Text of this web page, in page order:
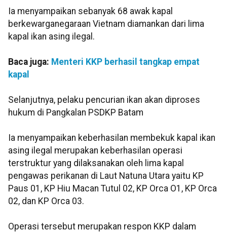
Ia menyampaikan sebanyak 68 awak kapal
berkewarganegaraan Vietnam diamankan dari lima
kapal ikan asing ilegal.
Baca juga: Menteri KKP berhasil tangkap empat
kapal
Selanjutnya, pelaku pencurian ikan akan diproses
hukum di Pangkalan PSDKP Batam
Ia menyampaikan keberhasilan membekuk kapal ikan
asing ilegal merupakan keberhasilan operasi
terstruktur yang dilaksanakan oleh lima kapal
pengawas perikanan di Laut Natuna Utara yaitu KP
Paus 01, KP Hiu Macan Tutul 02, KP Orca O1, KP Orca
02, dan KP Orca 03.
Operasi tersebut merupakan respon KKP dalam